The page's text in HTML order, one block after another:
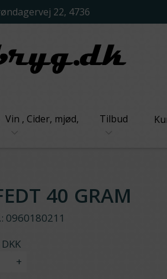
22, 4736
Vin , Cider, mjød, Tilbud
40 GRAM
0960180211
+